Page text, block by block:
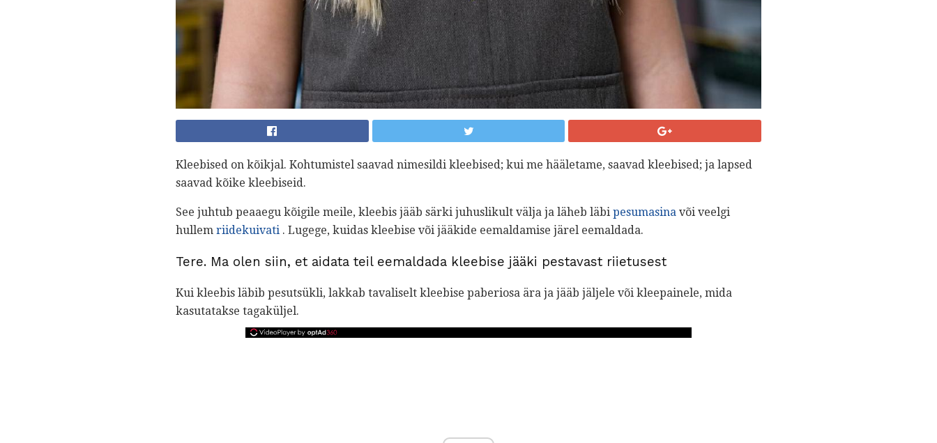
Kleebised on kõikjal. Kohtumistel saavad nimesildi kleebised; kui me hääletame, saavad kleebised; ja lapsed
saavad kõike kleebiseid.
See juhtub peaaegu kõigile meile, kleebis jääb särki juhuslikult välja ja läheb läbi pesumasina või veelgi
hullem riidekuivati . Lugege, kuidas kleebise või jääkide eemaldamise järel eemaldada.
Tere. Ma olen siin, et aidata teil eemaldada kleebise jääki pestavast riietusest
Kui kleebis läbib pesutsükli, lakkab tavaliselt kleebise paberiosa ära ja jääb jäljele või kleepainele, mida
kasutatakse tagaküljel.